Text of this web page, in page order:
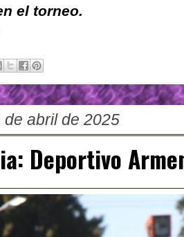
el torneo.
de abril de 2025
Deportivo